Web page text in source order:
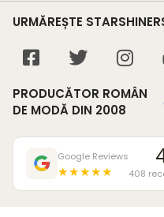
URMĂREȘTE
PRODUCĂTOR ROMÂN
DE MODĂ DIN 2008
Google Reviews
★★★★★ 408